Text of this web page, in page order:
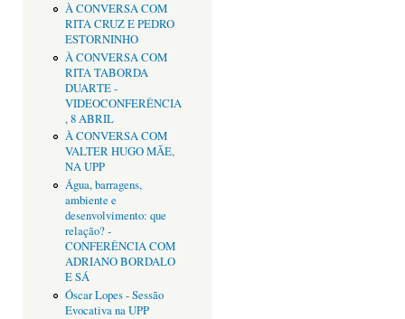
À CONVERSA COM
RITA CRUZ E PEDRO
ESTORNINHO
À CONVERSA COM
RITA TABORDA
DUARTE -
VIDEOCONFERÊNCIA
, 8 ABRIL
À CONVERSA COM
VALTER HUGO MÃE,
NA UPP
Água, barragens,
ambiente e
desenvolvimento: que
relação? -
CONFERÊNCIA COM
ADRIANO BORDALO
E SÁ
Óscar Lopes - Sessão
Evocativa na UPP